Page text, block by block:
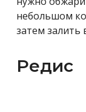
небольшом
затем
Редис